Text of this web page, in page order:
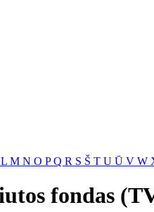
L M N O PQ R S Š T U Ū V W
fondas